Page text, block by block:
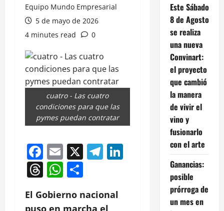
Equipo Mundo Empresarial
5 de mayo de 2026
4 minutes read
0
cuatro - Las cuatro
condiciones para que las
pymes puedan contratar
Facebook
Email
X Telegram
LinkedIn
Threads
WhatsApp
El Gobierno nacional
puso en marcha el
Este Sábado
8 de Agosto
se realiza
una nueva
Convinart:
el proyecto
que cambió
la manera
de vivir el
vino y
fusionarlo
con el arte
Ganancias:
posible
prórroga de
un mes en